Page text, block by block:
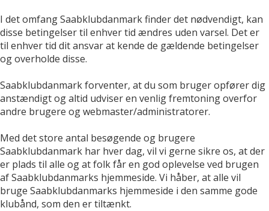
I det omfang Saabklubdanmark finder det nødvendigt, kan
disse betingelser til enhver tid ændres uden varsel. Det er
til enhver tid dit ansvar at kende de gældende betingelser
og overholde disse.
Saabklubdanmark forventer, at du som bruger opfører dig
anstændigt og altid udviser en venlig fremtoning overfor
andre brugere og webmaster/administratorer.
Med det store antal besøgende og brugere
Saabklubdanmark har hver dag, vil vi gerne sikre os, at der
er plads til alle og at folk får en god oplevelse ved brugen
af Saabklubdanmarks hjemmeside. Vi håber, at alle vil
bruge Saabklubdanmarks hjemmeside i den samme gode
klubånd, som den er tiltænkt.